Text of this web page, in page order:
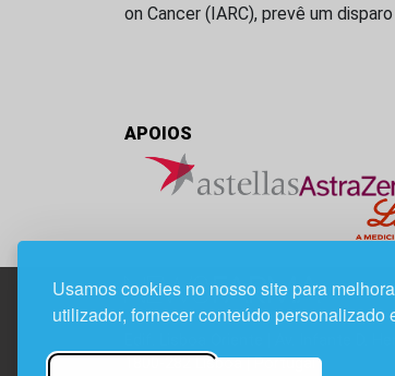
Usamos cookies no nosso site para
utilizador, fornecer conteúdo personalizado
on Cancer (IARC), prevê um
APOIOS
1800-282 Lisboa | Portugal